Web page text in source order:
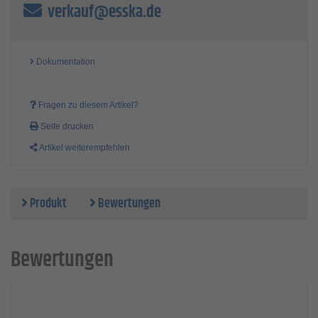
Bauhöhe - 110 mm
Plattenmaß - 90 x 90 mm
verkauf@esska.de
Dokumentation
Fragen zu diesem Artikel?
Seite drucken
Artikel weiterempfehlen
Produkt Bewertungen
Bewertungen